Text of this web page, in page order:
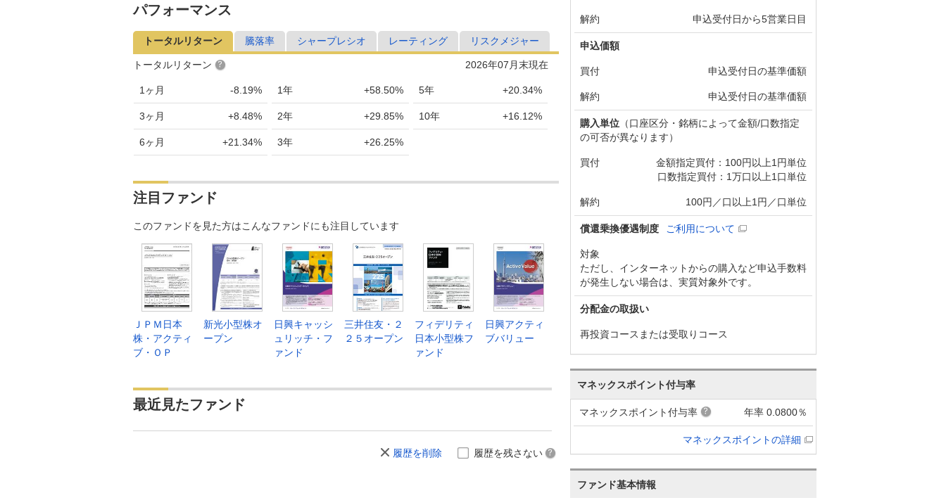
パフォーマンス
トータルリターン 騰落率 シャープレシオ レーティング リスクメジャー
2026年07月末現在
トータルリターン
1ヶ月 -8.19%
3ヶ月 +8.48%
6ヶ月 +21.34%
1年 +58.50%
2年 +29.85%
3年 +26.25%
5年 +20.34%
10年 +16.12%
注目ファンド
このファンドを見た方はこんなファンドにも注目しています
ＪＰＭ日本
株・アクティ
ブ・ＯＰ
新光小型株オ
ープン
日興キャッシ
ュリッチ・フ
ァンド
三井住友・２
２５オープン
フィデリティ
日本小型株フ
ァンド
日興アクティ
ブバリュー
最近見たファンド
履歴を削除 履歴を残さない
解約 申込受付日から5営業日目
申込価額
買付 申込受付日の基準価額
解約 申込受付日の基準価額
購入単位 （口座区分・銘柄によって金額/口数指定
の可否が異なります）
買付
金額指定買付：100円以上1円単位
口数指定買付：1万口以上1口単位
解約 100円／口以上1円／口単位
償還乗換優遇制度 ご利用について
対象
ただし、インターネットからの購入など申込手数料
が発生しない場合は、実質対象外です。
分配金の取扱い
再投資コースまたは受取りコース
マネックスポイント付与率
マネックスポイント付与率 年率 0.0800％
マネックスポイントの詳細
ファンド基本情報